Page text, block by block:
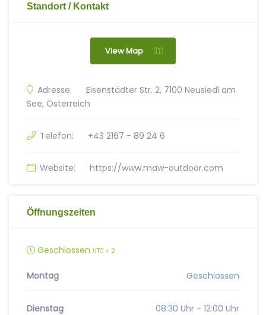
Standort / Kontakt
View Map
Adresse:
Eisenstädter Str. 2, 7100 Neusiedl am
See, Österreich
Telefon: +43 2167 - 89 24 6
Website: https://www.maw-outdoor.com
Öffnungszeiten
Geschlossen UTC + 2
Montag Geschlossen
Dienstag
08:30 Uhr - 12:00 Uhr